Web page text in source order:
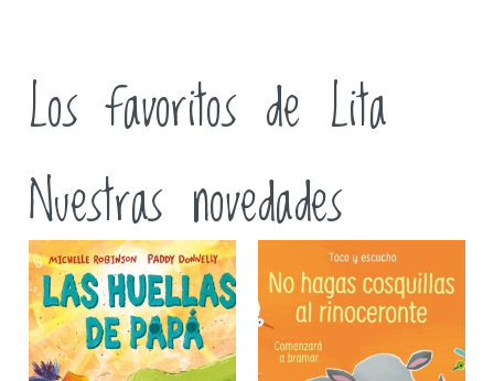
Los favoritos de Lita
Nuestras novedades